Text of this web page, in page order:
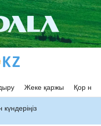
Жеке қаржы Қор